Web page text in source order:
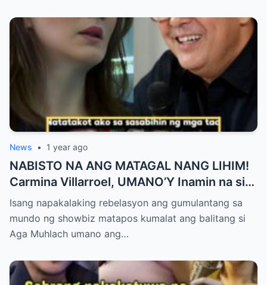
News • 1 year ago
NABISTO NA ANG MATAGAL NANG LIHIM!
Carmina Villarroel, UMANO’Y Inamin na si
AGA MUHLACH ang TUNAY na Ama nina
Mavy at Cassy Legaspi — Buong Showbiz
World NAGULANTANG sa Rebelasyong
Isang napakalaking rebelasyon ang gumulantang sa
mundo ng showbiz matapos kumalat ang balitang si
Aga Muhlach umano ang…